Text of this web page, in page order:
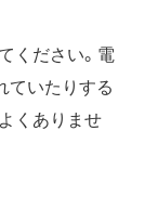
ください。電
ていたりする
くありませ